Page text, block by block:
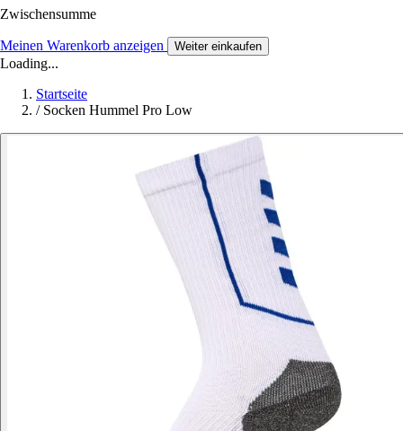
Zwischensumme
Meinen Warenkorb anzeigen Weiter einkaufen
Loading...
Startseite
/ Socken Hummel Pro Low